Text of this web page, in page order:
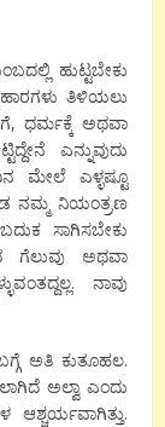
ಹುಟ್ಟಬೇಕು
ತಿಳಿಯಲು
ಧರ್ಮಕ್ಕೆ ಅಥವಾ
ಎನ್ನುವುದು
ಮೇಲೆ ಎಳ್ಳಷ್ಟೂ
ನಮ್ಮ ನಿಯಂತ್ರಣ
ಸಾಗಿಸಬೇಕು
ಗೆಲುವು ಅಥವಾ
ನಾವು
ಅತಿ ಕುತೂಹಲ.
ಅಲ್ವಾ ಎಂದು